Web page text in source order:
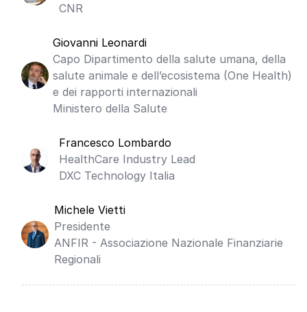
CNR
Giovanni Leonardi
Capo Dipartimento della salute umana, della
salute animale e dell’ecosistema (One Health)
e dei rapporti internazionali
Ministero della Salute
Francesco Lombardo
HealthCare Industry Lead
DXC Technology Italia
Michele Vietti
Presidente
ANFIR - Associazione Nazionale Finanziarie
Regionali